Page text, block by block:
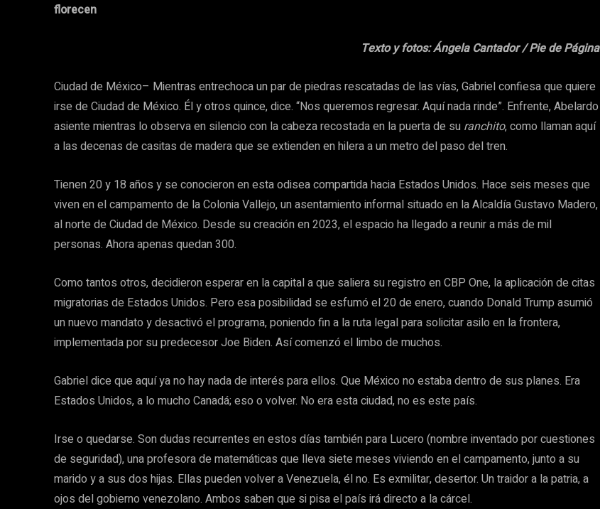
florecen
Texto y fotos: Ángela Cantador / Pie de Página
Ciudad de México– Mientras entrechoca un par de piedras rescatadas de las vías, Gabriel confiesa que quiere
irse de Ciudad de México. Él y otros quince, dice. “Nos queremos regresar. Aquí nada rinde”. Enfrente, Abelardo
asiente mientras lo observa en silencio con la cabeza recostada en la puerta de su ranchito, como llaman aquí
a las decenas de casitas de madera que se extienden en hilera a un metro del paso del tren.
Tienen 20 y 18 años y se conocieron en esta odisea compartida hacia Estados Unidos. Hace seis meses que
viven en el campamento de la Colonia Vallejo, un asentamiento informal situado en la Alcaldía Gustavo Madero,
al norte de Ciudad de México. Desde su creación en 2023, el espacio ha llegado a reunir a más de mil
personas. Ahora apenas quedan 300.
Como tantos otros, decidieron esperar en la capital a que saliera su registro en CBP One, la aplicación de citas
migratorias de Estados Unidos. Pero esa posibilidad se esfumó el 20 de enero, cuando Donald Trump asumió
un nuevo mandato y desactivó el programa, poniendo fin a la ruta legal para solicitar asilo en la frontera,
implementada por su predecesor Joe Biden. Así comenzó el limbo de muchos.
Gabriel dice que aquí ya no hay nada de interés para ellos. Que México no estaba dentro de sus planes. Era
Estados Unidos, a lo mucho Canadá; eso o volver. No era esta ciudad, no es este país.
Irse o quedarse. Son dudas recurrentes en estos días también para Lucero (nombre inventado por cuestiones
de seguridad), una profesora de matemáticas que lleva siete meses viviendo en el campamento, junto a su
marido y a sus dos hijas. Ellas pueden volver a Venezuela, él no. Es exmilitar, desertor. Un traidor a la patria, a
ojos del gobierno venezolano. Ambos saben que si pisa el país irá directo a la cárcel.